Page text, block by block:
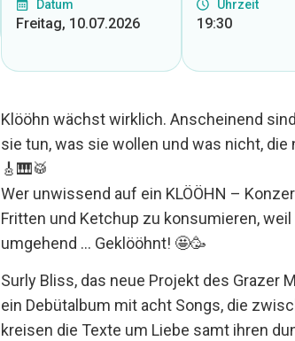
Datum
Freitag, 10.07.2026
Uhrzeit
19:30
Klööhn wächst wirklich. Anscheinend
sie tun, was sie wollen und was nicht,
🎸🎹🥁
Wer unwissend auf ein KLÖÖHN –
Fritten und Ketchup zu konsumieren,
umgehend … Geklööhnt! 🤩🥳
Surly Bliss, das neue Projekt des Grazer
ein Debütalbum mit acht Songs, die
kreisen die Texte um Liebe samt ihren